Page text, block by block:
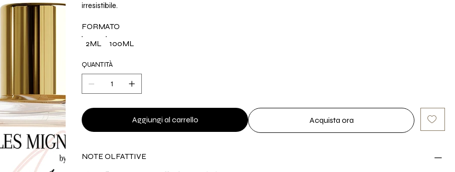
irresistibile.
2ML 100ML
FORMATO
QUANTITÀ
Aggiungi al carrello Acquista ora
NOTE OLFATTIVE